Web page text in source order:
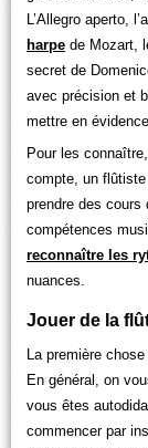
L’Allegro aperto,
harpe de Mozart,
secret de
avec précision et
mettre en
Pour les
compte, un
prendre des
compétences
reconnaître les
nuances.
Jouer de la
La première
En général, on
vous êtes
commencer par